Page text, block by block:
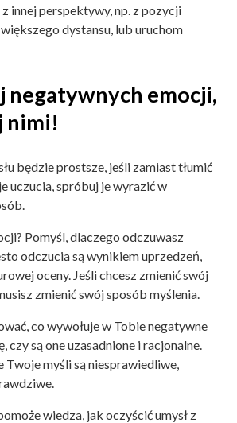
innej perspektywy, np. z pozycji
dystansu, lub uruchom
negatywnych emocji,
nimi!
będzie prostsze, jeśli zamiast tłumić
uczucia, spróbuj je wyrazić w
Pomyśl, dlaczego odczuwasz
odczucia są wynikiem uprzedzeń,
oceny. Jeśli chcesz zmienić swój
zmienić swój sposób myślenia.
co wywołuje w Tobie negatywne
czy są one uzasadnione i racjonalne.
Twoje myśli są niesprawiedliwe,
wiedza, jak oczyścić umysł z